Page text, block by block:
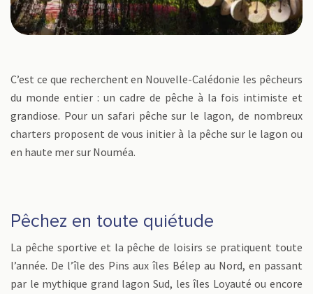
C’est ce que recherchent en Nouvelle-Calédonie les pêcheurs
du monde entier : un cadre de pêche à la fois intimiste et
grandiose. Pour un safari pêche sur le lagon, de nombreux
charters proposent de vous initier à la pêche sur le lagon ou
en haute mer sur Nouméa.
Pêchez en toute quiétude
La pêche sportive et la pêche de loisirs se pratiquent toute
l’année. De l’île des Pins aux îles Bélep au Nord, en passant
par le mythique grand lagon Sud, les îles Loyauté ou encore